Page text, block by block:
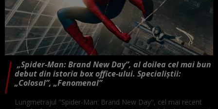
„Spider-Man: Brand New Day”, al doilea cel mai bun
debut din istoria box office-ului. Specialiștii:
„Colosal”, „Fenomenal”
Lungmetrajul ''Spider-Man: Brand New Day'', cel mai recent